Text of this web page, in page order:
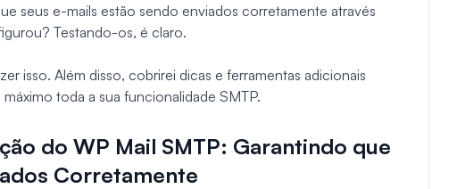
seus e-mails estão sendo enviados corretamente através
Testando-os, é claro.
isso. Além disso, cobrirei dicas e ferramentas adicionais
toda a sua funcionalidade SMTP.
do WP Mail SMTP: Garantindo que
Corretamente